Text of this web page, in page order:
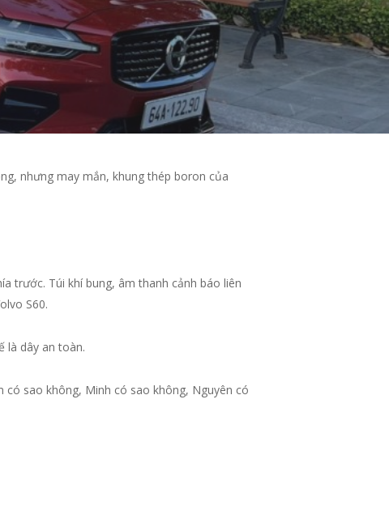
nhưng may mắn, khung thép boron của
trước. Túi khí bung, âm thanh cảnh báo liên
S60.
là dây an toàn.
có sao không, Minh có sao không, Nguyên có